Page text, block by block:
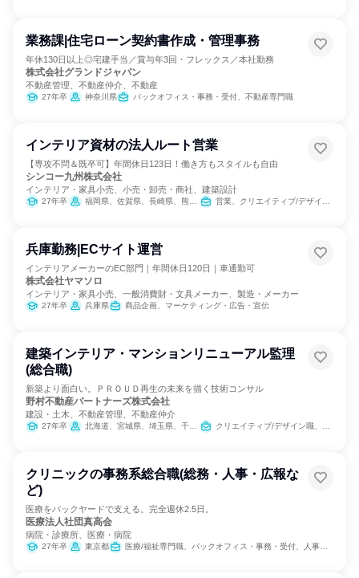
業務課|住宅ローン契約書作成・管理事務
年休130日以上◎宅建手当／賞与年3回・フレックス／本社勤務
株式会社グランドジャパン
不動産管理、不動産仲介、不動産
27年卒 神奈川県 バックオフィス・事務・受付、不動産専門職
インテリア資材の法人ルート営業
【専攻不問＆既卒可】年間休日123日！働き方もスタイルも自由
シンコー九州株式会社
インテリア・家具小売、小売・卸売・商社、建築設計
27年卒 福岡県、佐賀県、長崎県、熊本県、大分県、宮崎県、鹿児島県 営業、クリエイティブ/デザイン職
兵庫勤務|ECサイト運営
インテリアメーカーのEC部門｜年間休日120日｜車通勤可
株式会社ヤマソロ
インテリア・家具小売、一般消費財・文具メーカー、製造・メーカー
27年卒 兵庫県 商品企画、マーケティング・広告・宣伝
建築インテリア・マンションリニューアル監理
(総合職)
新築より面白い。ＰＲＯＵＤ再生の未来を描く技術コンサル
野村不動産パートナーズ株式会社
建設・土木、不動産管理、不動産仲介
27年卒 北海道、宮城県、埼玉県、千葉県、東京都、神奈川県、愛知県、大阪府、福岡県 クリエイティブ/デザイン職、建築/土木/プラント専門職
クリニックの事務系総合職(総務・人事・広報な
ど)
医療をバックヤードで支える。完全週休2.5日。
医療法人社団真高会
病院・診療所、医療・病院
27年卒 東京都 医療/福祉専門職、バックオフィス・事務・受付、人事、総務、広報/IR、マーケティング・広告・宣伝